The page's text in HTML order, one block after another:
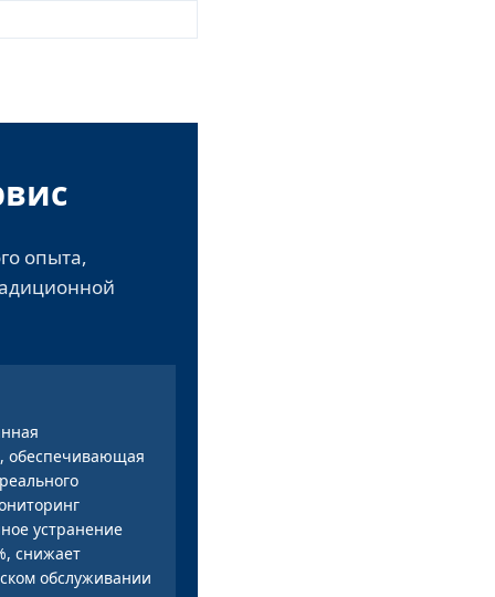
опыта,
обеспечивающая
устранение
снижает
обслуживании